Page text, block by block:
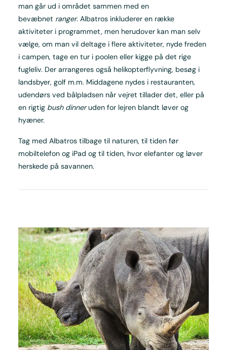
man går ud i området sammen med en
bevæbnet ranger. Albatros inkluderer en række
aktiviteter i programmet, men herudover kan man selv
vælge, om man vil deltage i flere aktiviteter, nyde freden
i campen, tage en tur i poolen eller kigge på det rige
fugleliv. Der arrangeres også helikopterflyvning, besøg i
landsbyer, golf m.m. Middagene nydes i restauranten,
udendørs ved bålpladsen når vejret tillader det, eller på
en rigtig bush dinneruden for lejren blandt løver og
hyæner.
Tag med Albatros tilbage til naturen, til tiden før
mobiltelefon og iPad og til tiden, hvor elefanter og løver
herskede på savannen.